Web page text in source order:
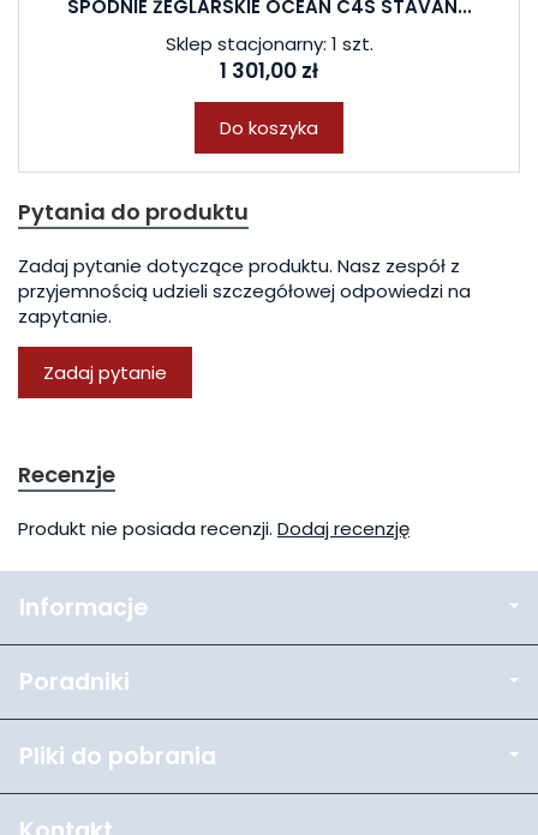
SPODNIE ŻEGLARSKIE OCEAN C4S STAVAN...
Sklep stacjonarny: 1 szt.
1 301,00 zł
Do koszyka
Pytania do produktu
Zadaj pytanie dotyczące produktu. Nasz zespół z
przyjemnością udzieli szczegółowej odpowiedzi na
zapytanie.
Zadaj pytanie
Recenzje
Produkt nie posiada recenzji. Dodaj recenzję
Informacje
Poradniki
Pliki do pobrania